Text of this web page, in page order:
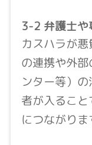
3-2 弁護士や
カスハラが
の連携や外
ンター等）
者が入るこ
につながりま